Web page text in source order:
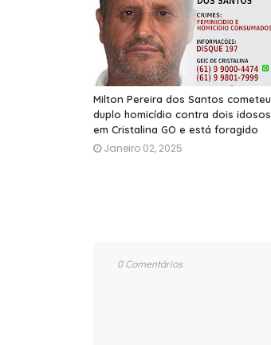
Milton Pereira dos Santos cometeu
duplo homicídio contra dois idosos
em Cristalina GO e está foragido
Janeiro 02, 2025
0 Comentários